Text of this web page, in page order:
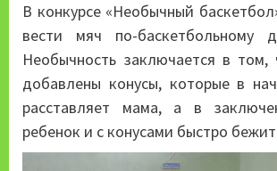
В конкурсе «Необычный
вести мяч по-баскетбольному
Необычность заключается в том,
добавлены конусы, которые в
расставляет мама, а в
ребенок и с конусами быстро